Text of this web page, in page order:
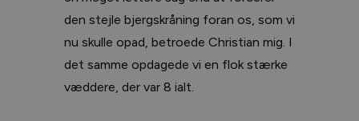
den stejle bjergskråning foran os, som vi
nu skulle opad, betroede Christian mig. I
det samme opdagede vi en flok stærke
væddere, der var 8 ialt.